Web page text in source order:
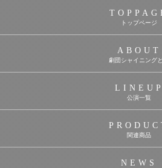
vol.2 マルロー役 小波津亜廉編
トップページ
ABOUT
劇団シャイニング
公演一覧
関連商品
NEWS